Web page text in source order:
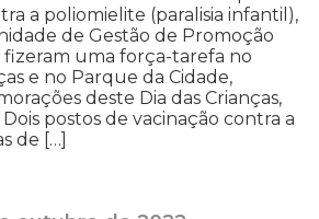
a poliomielite (paralisia infantil),
de Gestão de Promoção
fizeram uma força-tarefa no
e no Parque da Cidade,
deste Dia das Crianças,
postos de vacinação contra a
de […]